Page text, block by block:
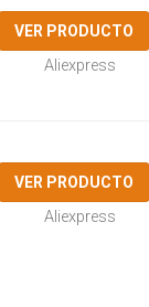
VER PRODUCTO
Aliexpress
VER PRODUCTO
Aliexpress